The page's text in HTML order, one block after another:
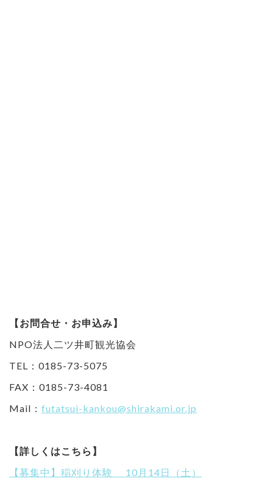
【お問合せ・お申込み】
NPO法人二ツ井町観光協会
TEL：0185-73-5075
FAX：0185-73-4081
Mail： futatsui-kankou@shirakami.or.jp
【詳しくはこちら】
【募集中】稲刈り体験 10月14日（土）